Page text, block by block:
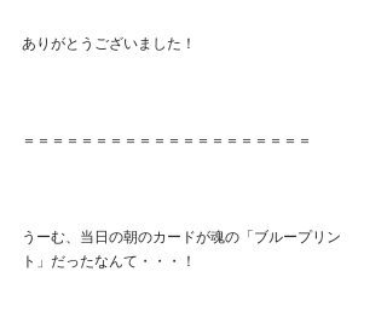
ありがとうございました！
＝＝＝＝＝＝＝＝＝＝＝＝＝＝＝＝＝＝＝＝
うーむ、当日の朝のカードが魂の「ブループリン
ト」だったなんて・・・！